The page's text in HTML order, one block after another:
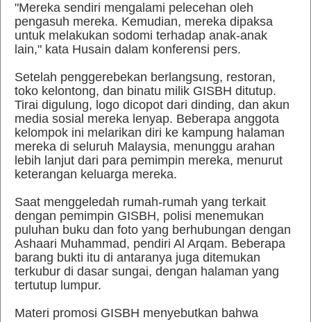
"Mereka sendiri mengalami pelecehan oleh
pengasuh mereka. Kemudian, mereka dipaksa
untuk melakukan sodomi terhadap anak-anak
lain," kata Husain dalam konferensi pers.
Setelah penggerebekan berlangsung, restoran,
toko kelontong, dan binatu milik GISBH ditutup.
Tirai digulung, logo dicopot dari dinding, dan akun
media sosial mereka lenyap. Beberapa anggota
kelompok ini melarikan diri ke kampung halaman
mereka di seluruh Malaysia, menunggu arahan
lebih lanjut dari para pemimpin mereka, menurut
keterangan keluarga mereka.
Saat menggeledah rumah-rumah yang terkait
dengan pemimpin GISBH, polisi menemukan
puluhan buku dan foto yang berhubungan dengan
Ashaari Muhammad, pendiri Al Arqam. Beberapa
barang bukti itu di antaranya juga ditemukan
terkubur di dasar sungai, dengan halaman yang
tertutup lumpur.
Materi promosi GISBH menyebutkan bahwa